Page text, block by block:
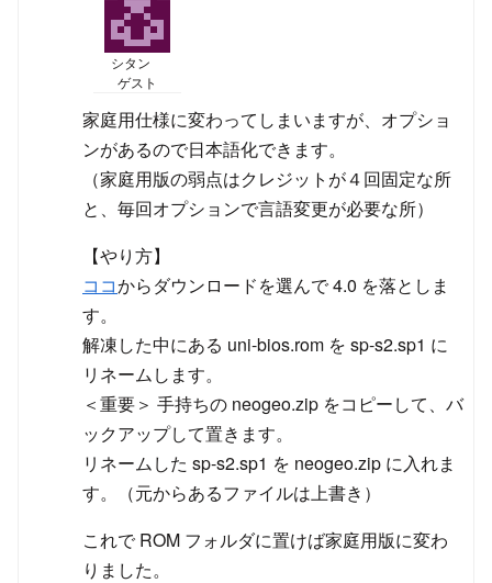
シタン
ゲスト
家庭用仕様に変わってしまいますが、オプショ
ンがあるので日本語化できます。
（家庭用版の弱点はクレジットが４回固定な所
と、毎回オプションで言語変更が必要な所）
【やり方】
ココからダウンロードを選んで 4.0 を落としま
す。
解凍した中にある uni-bios.rom を sp-s2.sp1 に
リネームします。
＜重要＞ 手持ちの neogeo.zip をコピーして、バ
ックアップして置きます。
リネームした sp-s2.sp1 を neogeo.zip に入れま
す。（元からあるファイルは上書き）
これで ROM フォルダに置けば家庭用版に変わ
りました。